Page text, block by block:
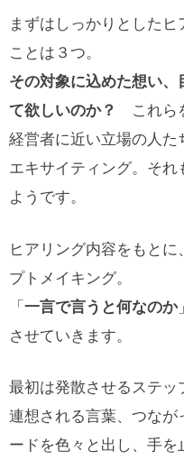
まずはしっかりとした
ことは３つ。
その対象に込めた想い
て欲しいのか？
これら
経営者に近い立場の人
エキサイティング。そ
ようです。
ヒアリング内容をもと
プトメイキング。
「一言で言うと何なのか
させていきます。
最初は発散させるステッ
連想される言葉、つな
ードを色々と出し、手